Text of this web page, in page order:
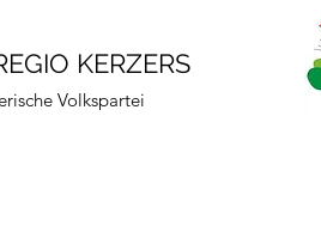
KERZERS
Volkspartei